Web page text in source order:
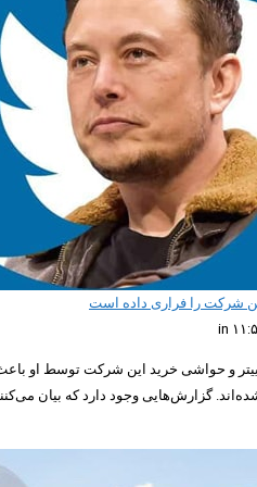
این شرکت را فراری داده است
گزارش‌هایی وجود دارد که بیان